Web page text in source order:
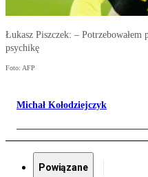
Łukasz Piszczek: –
psychikę
Foto: AFP
Michał Kołodziejczyk
Powiązane